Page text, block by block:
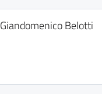
Giandomenico Belotti